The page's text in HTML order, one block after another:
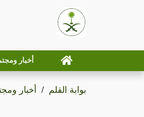
أخبار
بوابة القلم أخبار